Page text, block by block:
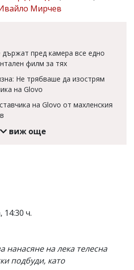
Мирчев
пред камера все едно
филм за тях
Не трябваше да изострям
на Glovo
на Glovo от махленския
виж още
14:30 ч.
нанасяне на лека телесна
подбуди, като